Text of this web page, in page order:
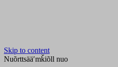
Skip to content
Nuõrttsääʹmǩiõll nuo